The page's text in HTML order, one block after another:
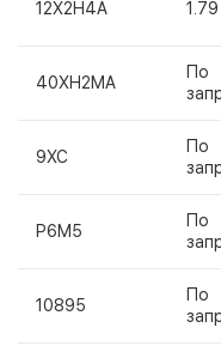
12Х2Н4А 1.79
40ХН2МА
По
9ХС
По
Р6М5
По
10895
По